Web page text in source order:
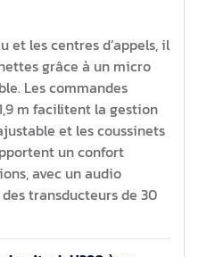
et les centres d’appels, il
grâce à un micro
Les commandes
m facilitent la gestion
et les coussinets
un confort
avec un audio
transducteurs de 30